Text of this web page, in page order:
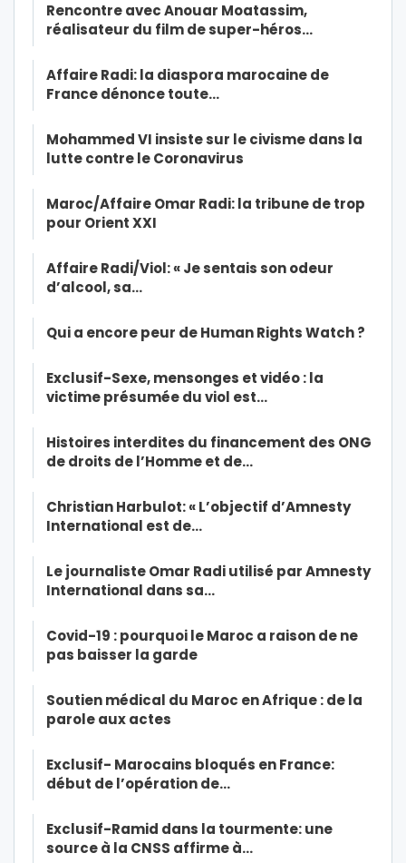
Rencontre avec Anouar Moatassim,
réalisateur du film de super-héros…
Affaire Radi: la diaspora marocaine de
France dénonce toute…
Mohammed VI insiste sur le civisme dans la
lutte contre le Coronavirus
Maroc/Affaire Omar Radi: la tribune de trop
pour Orient XXI
Affaire Radi/Viol: « Je sentais son odeur
d’alcool, sa…
Qui a encore peur de Human Rights Watch ?
Exclusif-Sexe, mensonges et vidéo : la
victime présumée du viol est…
Histoires interdites du financement des ONG
de droits de l’Homme et de…
Christian Harbulot: « L’objectif d’Amnesty
International est de…
Le journaliste Omar Radi utilisé par Amnesty
International dans sa…
Covid-19 : pourquoi le Maroc a raison de ne
pas baisser la garde
Soutien médical du Maroc en Afrique : de la
parole aux actes
Exclusif- Marocains bloqués en France:
début de l’opération de…
Exclusif-Ramid dans la tourmente: une
source à la CNSS affirme à…